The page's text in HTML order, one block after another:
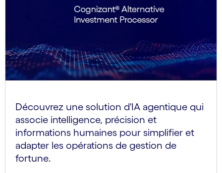
Découvrez une solution d'IA agentique qui
associe intelligence, précision et
informations humaines pour simplifier et
adapter les opérations de gestion de
fortune.